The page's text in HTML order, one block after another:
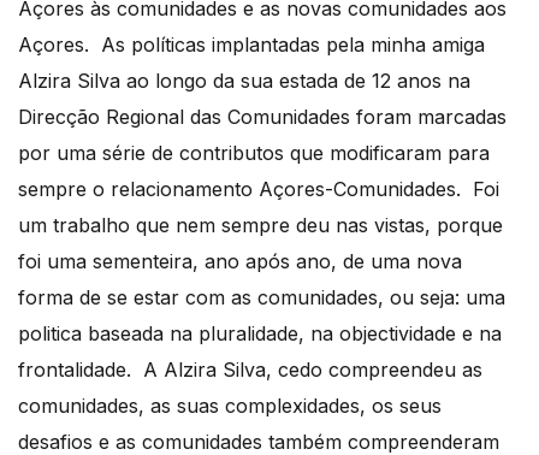
Açores às comunidades e as novas comunidades aos
Açores. As políticas implantadas pela minha amiga
Alzira Silva ao longo da sua estada de 12 anos na
Direcção Regional das Comunidades foram marcadas
por uma série de contributos que modificaram para
sempre o relacionamento Açores-Comunidades. Foi
um trabalho que nem sempre deu nas vistas, porque
foi uma sementeira, ano após ano, de uma nova
forma de se estar com as comunidades, ou seja: uma
politica baseada na pluralidade, na objectividade e na
frontalidade. A Alzira Silva, cedo compreendeu as
comunidades, as suas complexidades, os seus
desafios e as comunidades também compreenderam